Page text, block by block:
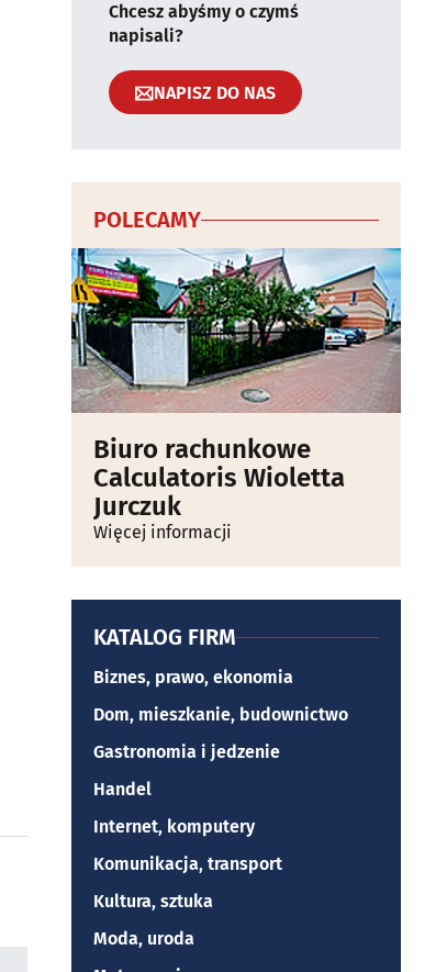
Chcesz abyśmy o czymś
napisali?
NAPISZ DO NAS
POLECAMY
Biuro rachunkowe
Calculatoris Wioletta
Jurczuk
Więcej informacji
KATALOG FIRM
Biznes, prawo, ekonomia
Dom, mieszkanie, budownictwo
Gastronomia i jedzenie
Handel
Internet, komputery
Komunikacja, transport
Kultura, sztuka
Moda, uroda